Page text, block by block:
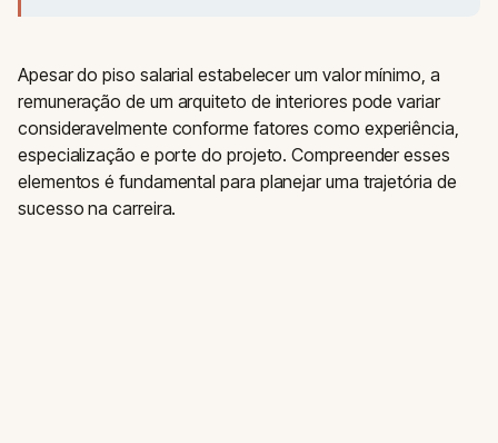
Apesar do piso salarial estabelecer um valor mínimo, a
remuneração de um arquiteto de interiores pode variar
consideravelmente conforme fatores como experiência,
especialização e porte do projeto. Compreender esses
elementos é fundamental para planejar uma trajetória de
sucesso na carreira.